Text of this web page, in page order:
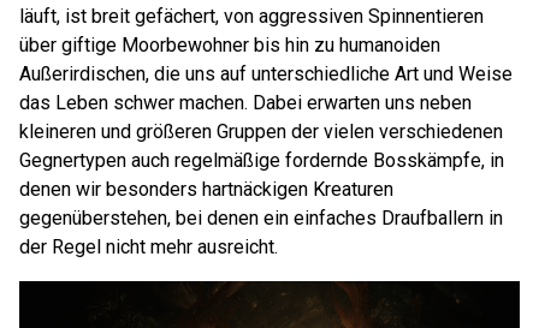
läuft, ist breit gefächert, von aggressiven Spinnentieren
über giftige Moorbewohner bis hin zu humanoiden
Außerirdischen, die uns auf unterschiedliche Art und Weise
das Leben schwer machen. Dabei erwarten uns neben
kleineren und größeren Gruppen der vielen verschiedenen
Gegnertypen auch regelmäßige fordernde Bosskämpfe, in
denen wir besonders hartnäckigen Kreaturen
gegenüberstehen, bei denen ein einfaches Draufballern in
der Regel nicht mehr ausreicht.